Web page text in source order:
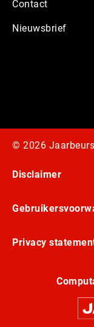
Contact
Nieuwsbrief
© 2026 Jaarbeurs
Disclaimer
Privacy